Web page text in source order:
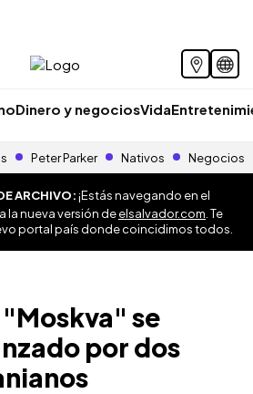
Dinero y negociosVida
Peter Parker Nativos Negocios
ARCHIVO:¡Estás navegando en el
la nueva versión deelsalvador.com . Te
portal país donde coincidimos todos.
se
por dos